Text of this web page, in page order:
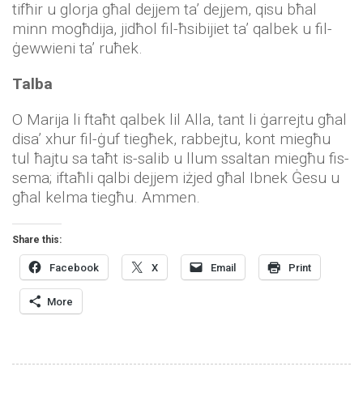
tifħir u glorja għal dejjem ta’ dejjem, qisu bħal
minn mogħdija, jidħol fil-ħsibijiet ta’ qalbek u fil-
ġewwieni ta’ ruħek.
Talba
O Marija li ftaħt qalbek lil Alla, tant li ġarrejtu għal
disa’ xhur fil-ġuf tiegħek, rabbejtu, kont miegħu
tul ħajtu sa taħt is-salib u llum ssaltan miegħu fis-
sema; iftaħli qalbi dejjem iżjed għal Ibnek Ġesu u
għal kelma tiegħu. Ammen.
Share this:
Facebook X Email Print
More